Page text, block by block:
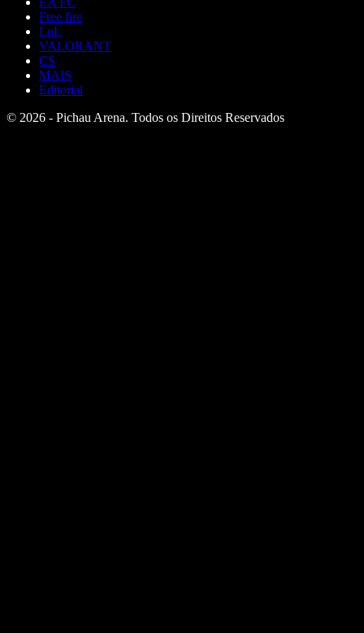
Free fire
LoL
VALORANT
CS
MAIS
Editorial
© 2026 - Pichau Arena. Todos os Direitos Reservados